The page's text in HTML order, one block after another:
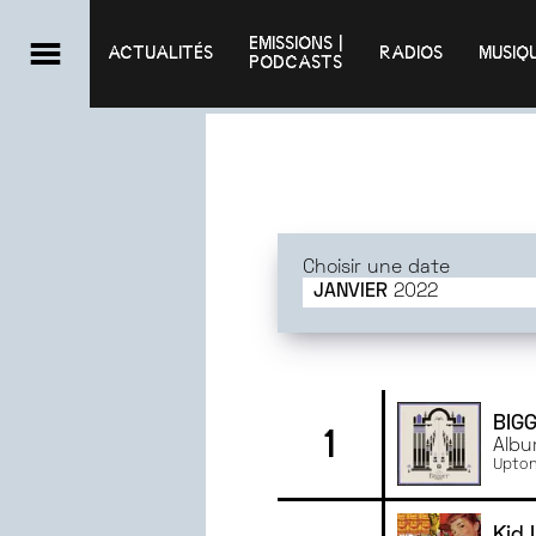
ACTUALITÉS
EMISSIONS |
PODCASTS
RADIOS
Choisir une date
JANVIER2022
2025
2025
2025
DÉCEMBRE2024
1